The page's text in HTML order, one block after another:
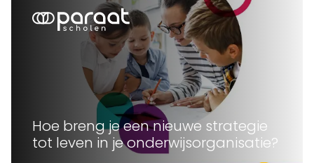
Hoe breng je een nieuwe strategie
tot leven in je onderwijsorganisatie?